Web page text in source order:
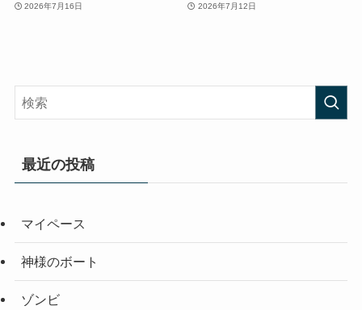
2026年7月16日 2026年7月12日
最近の投稿
マイペース
神様のボート
ゾンビ